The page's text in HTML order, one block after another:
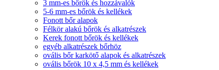
3 mm-es bőrök és hozzávalók
5-6 mm-es bőrök és kellékek
Fonott bőr alapok
Félkör alakú bőrök és alkatrészek
Kerek fonott bőrök és kellékek
egyéb alkatrészek bőrhöz
ovális bőr karkötő alapok és alkatrészek
ovális bőrök 10 x 4,5 mm és kellékek